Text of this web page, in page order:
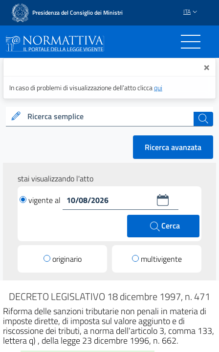
Presidenza del Consiglio dei Ministri ITA
Normattiva - Il portale ×
In caso di problemi di visualizzazione dell’atto cliccaqui
Ricerca semplice cerca
Ricerca avanzata
stai visualizzando l'atto
vigente al
Cerca
originario multivigente
DECRETO LEGISLATIVO 18 dicembre 1997, n. 471
Riforma delle sanzioni tributarie non penali in materia di
imposte dirette, di imposta sul valore aggiunto e di
riscossione dei tributi, a norma dell'articolo 3, comma 133,
lettera q) , della legge 23 dicembre 1996, n. 662.